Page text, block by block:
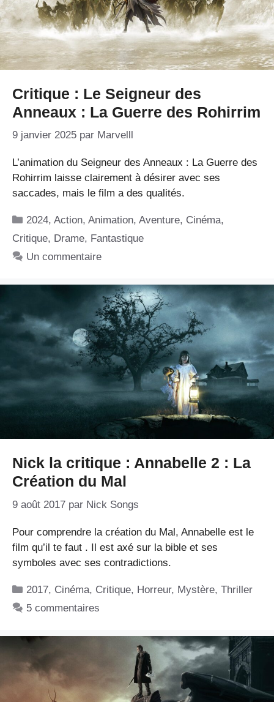
Critique : Le Seigneur des
Anneaux : La Guerre des Rohirrim
9 janvier 2025 par Marvelll
L’animation du Seigneur des Anneaux : La Guerre des
Rohirrim laisse clairement à désirer avec ses
saccades, mais le film a des qualités.
Catégories
2024,Action,Animation,Aventure, Cinéma,
Critique, Drame, Fantastique
Un commentaire
Nick la critique : Annabelle 2 : La
Création du Mal
9 août 2017 par Nick Songs
Pour comprendre la création du Mal, Annabelle est le
film qu’il te faut . Il est axé sur la bible et ses
symboles avec ses contradictions.
Catégories
2017, Cinéma, Critique, Horreur, Mystère,Thriller
5 commentaires